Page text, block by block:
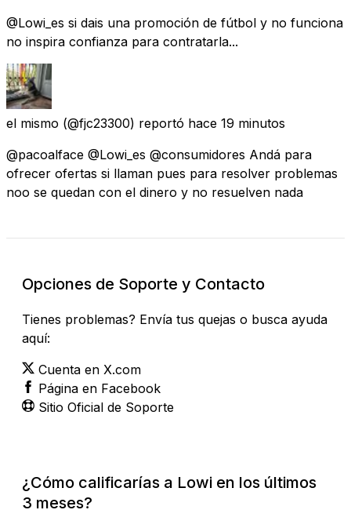
@Lowi_es si dais una promoción de fútbol y no funciona
no inspira confianza para contratarla...
el mismo (@fjc23300) reportó hace 19 minutos
@pacoalface @Lowi_es @consumidores Andá para
ofrecer ofertas si llaman pues para resolver problemas
noo se quedan con el dinero y no resuelven nada
Opciones de Soporte y Contacto
Tienes problemas? Envía tus quejas o busca ayuda
aquí:
Cuenta en X.com
Página en Facebook
Sitio Oficial de Soporte
¿Cómo calificarías a Lowi en los últimos
3 meses?